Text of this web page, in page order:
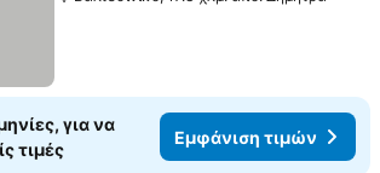
για να
τιμές
Εμφάνιση τιμών